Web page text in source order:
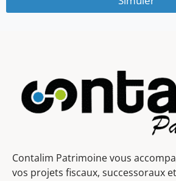
Contalim Patrimoine vous
vos projets fiscaux, successoraux